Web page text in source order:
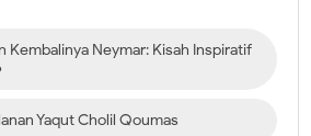
Kembalinya Neymar: Kisah Inspiratif
Yaqut Cholil Qoumas